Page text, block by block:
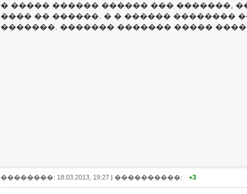
� ����� ������ ������ ��� �������,
���� �� ������. � � ������ ��������
�������. ������� ������� �����
��������: 18.03.2013, 19:27 | ����������: +3